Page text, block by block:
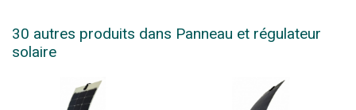
30 autres produits dans Panneau et régulateur
solaire